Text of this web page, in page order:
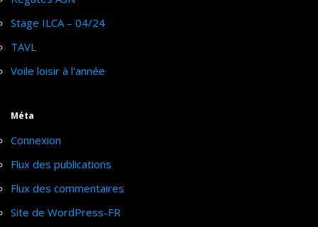
Stage ILCA – 04/24
TAVL
Voile loisir à l'année
Méta
Connexion
Flux des publications
Flux des commentaires
Site de WordPress-FR